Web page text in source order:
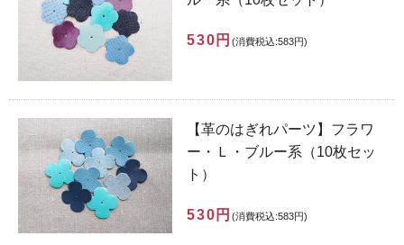
530円 (消費税込:583円)
【革のはぎれパーツ】フラワ
ー・Ｌ・ブルー系（10枚セッ
ト）
530円 (消費税込:583円)